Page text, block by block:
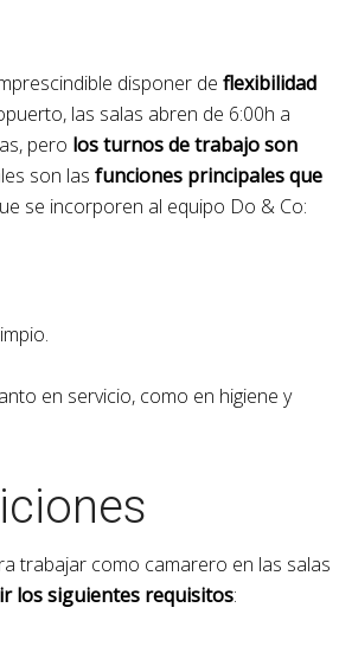
disponer de flexibilidad
las salas abren de 6:00h a
pero los turnos de trabajo son
son las funciones principales que
se incorporen al equipo Do & Co:
en servicio, como en higiene y
trabajar como camarero en las salas
los siguientes requisitos: